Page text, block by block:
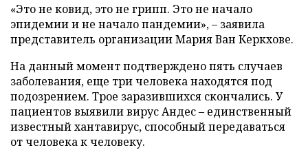
«Это не ковид, это не грипп. Это не начало
эпидемии и не начало пандемии», – заявила
представитель организации Мария Ван Керкхове.
На данный момент подтверждено пять случаев
заболевания, еще три человека находятся под
подозрением. Трое заразившихся скончались. У
пациентов выявили вирус Андес – единственный
известный хантавирус, способный передаваться
от человека к человеку.